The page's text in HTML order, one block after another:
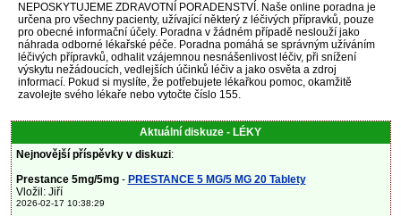
NEPOSKYTUJEME ZDRAVOTNÍ PORADENSTVÍ. Naše online poradna je
určena pro všechny pacienty, užívající některý z léčivých přípravků, pouze
pro obecné informační účely. Poradna v žádném případě neslouží jako
náhrada odborné lékařské péče. Poradna pomáhá se správným užíváním
léčivých přípravků, odhalit vzájemnou nesnášenlivost léčiv, při snížení
výskytu nežádoucích, vedlejších účinků léčiv a jako osvěta a zdroj
informací. Pokud si myslíte, že potřebujete lékařkou pomoc, okamžitě
zavolejte svého lékaře nebo vytočte číslo 155.
Aktuální diskuze - LÉKY
Nejnovější příspěvky v diskuzi:
Prestance 5mg/5mg- PRESTANCE 5 MG/5 MG 20 Tablety
Vložil: Jiří
2026-02-17 10:38:29